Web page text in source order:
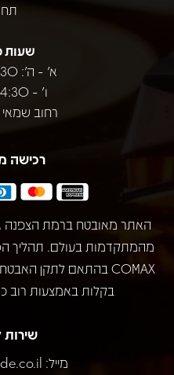
שעות
א' - ה': 10:00-18:30
ו' - 10:00-14:30
רחוב שמאי 12
רכישה
מהמתקדמות בעולם. תהליך
בקלות באמצעות רוב
מייל: